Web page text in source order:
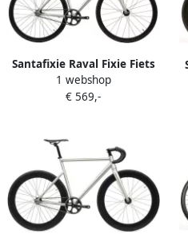
Santafixie Raval Fixie Fiets
Raw 30mm 2S
1 webshop
€ 569,-